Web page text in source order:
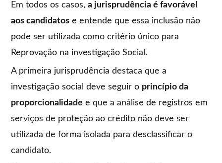
Em todos os casos,a jurisprudência é favorável
aos candidatos e entende que essa inclusão não
pode ser utilizada como critério único para
Reprovação na investigação Social.
A primeira jurisprudência destaca que a
investigação social deve seguir o princípio da
proporcionalidade e que a análise de registros em
serviços de proteção ao crédito não deve ser
utilizada de forma isolada para desclassificar o
candidato.